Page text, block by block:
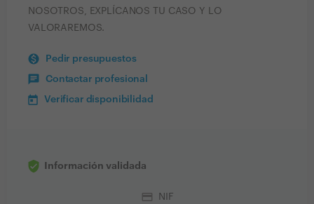
NOSOTROS, EXPLÍCANOS TU CASO Y LO
VALORAREMOS.
Pedir presupuestos
Contactar profesional
Verificar disponibilidad
Información validada
credit_card NIF